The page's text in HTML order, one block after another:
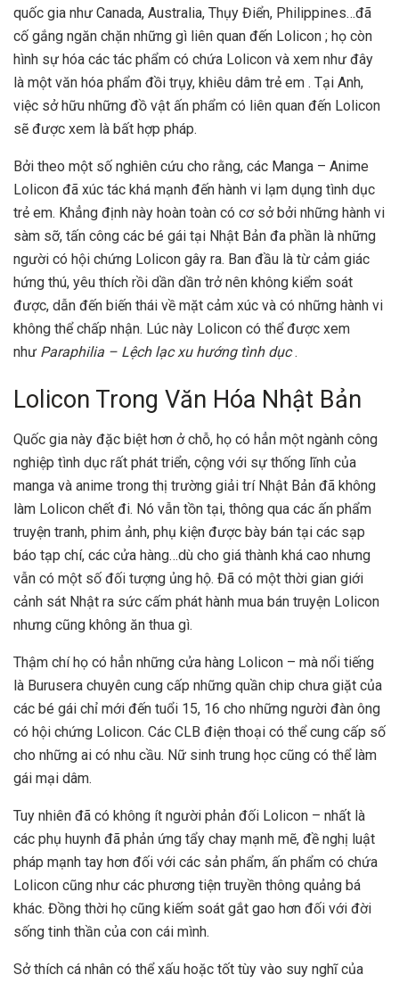
quốc gia như Canada, Australia, Thụy Điển, Philippines…đã
cố gắng ngăn chặn những gì liên quan đến Lolicon ; họ còn
hình sự hóa các tác phẩm có chứa Lolicon và xem như đây
là một văn hóa phẩm đồi trụy, khiêu dâm trẻ em . Tại Anh,
việc sở hữu những đồ vật ấn phẩm có liên quan đến Lolicon
sẽ được xem là bất hợp pháp.
Bởi theo một số nghiên cứu cho rằng, các Manga – Anime
Lolicon đã xúc tác khá mạnh đến hành vi lạm dụng tình dục
trẻ em. Khẳng định này hoàn toàn có cơ sở bởi những hành vi
sàm sỡ, tấn công các bé gái tại Nhật Bản đa phần là những
người có hội chứng Lolicon gây ra. Ban đầu là từ cảm giác
hứng thú, yêu thích rồi dần dần trở nên không kiểm soát
được, dẫn đến biến thái về mặt cảm xúc và có những hành vi
không thể chấp nhận. Lúc này Lolicon có thể được xem
như Paraphilia – Lệch lạc xu hướng tình dục.
Lolicon Trong Văn Hóa Nhật Bản
Quốc gia này đặc biệt hơn ở chỗ, họ có hẳn một ngành công
nghiệp tình dục rất phát triển, cộng với sự thống lĩnh của
manga và anime trong thị trường giải trí Nhật Bản đã không
làm Lolicon chết đi. Nó vẫn tồn tại, thông qua các ấn phẩm
truyện tranh, phim ảnh, phụ kiện được bày bán tại các sạp
báo tạp chí, các cửa hàng…dù cho giá thành khá cao nhưng
vẫn có một số đối tượng ủng hộ. Đã có một thời gian giới
cảnh sát Nhật ra sức cấm phát hành mua bán truyện Lolicon
nhưng cũng không ăn thua gì.
Thậm chí họ có hẳn những cửa hàng Lolicon – mà nổi tiếng
là Burusera chuyên cung cấp những quần chip chưa giặt của
các bé gái chỉ mới đến tuổi 15, 16 cho những người đàn ông
có hội chứng Lolicon. Các CLB điện thoại có thể cung cấp số
cho những ai có nhu cầu. Nữ sinh trung học cũng có thể làm
gái mại dâm.
Tuy nhiên đã có không ít người phản đối Lolicon – nhất là
các phụ huynh đã phản ứng tẩy chay mạnh mẽ, đề nghị luật
pháp mạnh tay hơn đối với các sản phẩm, ấn phẩm có chứa
Lolicon cũng như các phương tiện truyền thông quảng bá
khác. Đồng thời họ cũng kiếm soát gắt gao hơn đối với đời
sống tinh thần của con cái mình.
Sở thích cá nhân có thể xấu hoặc tốt tùy vào suy nghĩ của